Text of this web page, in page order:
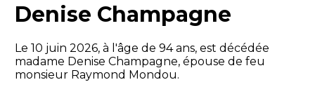
Denise Champagne
Le 10 juin 2026, à l'âge de 94 ans, est décédée
madame Denise Champagne, épouse de feu
monsieur Raymond Mondou.